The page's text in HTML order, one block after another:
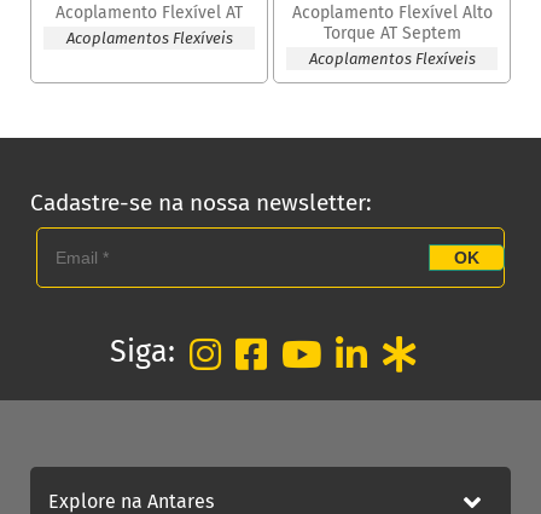
Acoplamento Flexível AT
Acoplamentos Flexíveis
Acoplamento Flexível Alto
Torque AT Septem
Acoplamentos Flexíveis
Cadastre-se na nossa newsletter:
OK
Siga:
Explore na Antares